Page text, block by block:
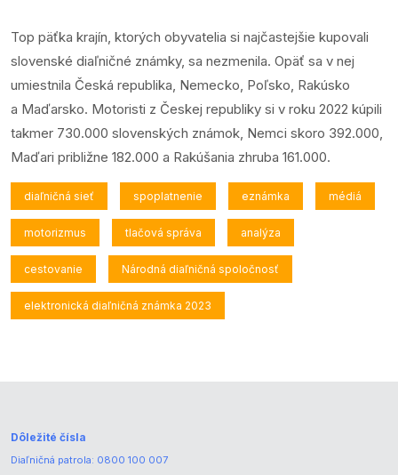
Top päťka krajín, ktorých obyvatelia si najčastejšie kupovali
slovenské diaľničné známky, sa nezmenila. Opäť sa v nej
umiestnila Česká republika, Nemecko, Poľsko, Rakúsko
a Maďarsko. Motoristi z Českej republiky si v roku 2022 kúpili
takmer 730.000 slovenských známok, Nemci skoro 392.000,
Maďari približne 182.000 a Rakúšania zhruba 161.000.
diaľničná sieť spoplatnenie eznámka médiá
motorizmus tlačová správa analýza
cestovanie Národná diaľničná spoločnosť
elektronická diaľničná známka 2023
Dôležité čísla
Diaľničná patrola: 0800 100 007